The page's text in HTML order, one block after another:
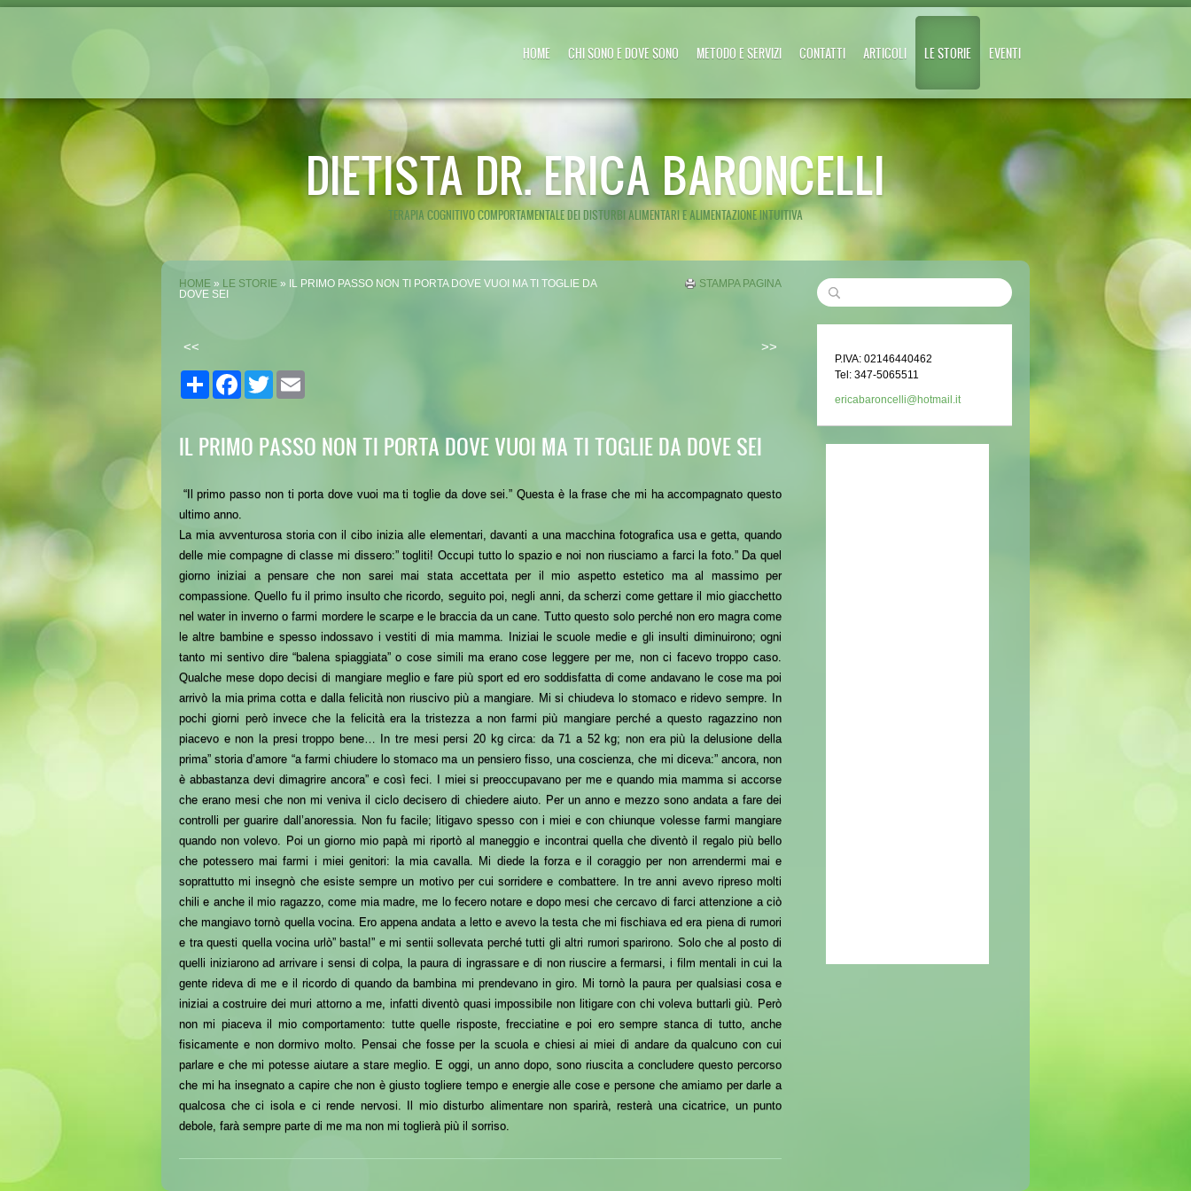
DIETISTA DR. ERICA BARONCELLI
TERAPIA COGNITIVO COMPORTAMENTALE DEI DISTURBI ALIMENTARI E ALIMENTAZIONE INTUITIVA
HOME CHI SONO E DOVE SONO METODO E SERVIZI CONTATTI ARTICOLI LE STORIE EVENTI
HOME » LE STORIE » IL PRIMO PASSO NON TI PORTA DOVE VUOI MA TI TOGLIE DA
DOVE SEI
STAMPA PAGINA
<<
>>
Share Facebook
Twitter
IL PRIMO PASSO NON TI PORTA DOVE VUOI MA TI TOGLIE DA DOVE SEI
“Il primo passo non ti porta dove vuoi ma ti toglie da dove sei.” Questa è la frase che mi ha accompagnato questo
ultimo anno.
La mia avventurosa storia con il cibo inizia alle elementari, davanti a una macchina fotografica usa e getta, quando
delle mie compagne di classe mi dissero:” togliti! Occupi tutto lo spazio e noi non riusciamo a farci la foto.” Da quel
giorno iniziai a pensare che non sarei mai stata accettata per il mio aspetto estetico ma al massimo per
compassione. Quello fu il primo insulto che ricordo, seguito poi, negli anni, da scherzi come gettare il mio giacchetto
nel water in inverno o farmi mordere le scarpe e le braccia da un cane. Tutto questo solo perché non ero magra come
le altre bambine e spesso indossavo i vestiti di mia mamma. Iniziai le scuole medie e gli insulti diminuirono; ogni
tanto mi sentivo dire “balena spiaggiata” o cose simili ma erano cose leggere per me, non ci facevo troppo caso.
Qualche mese dopo decisi di mangiare meglio e fare più sport ed ero soddisfatta di come andavano le cose ma poi
arrivò la mia prima cotta e dalla felicità non riuscivo più a mangiare. Mi si chiudeva lo stomaco e ridevo sempre. In
pochi giorni però invece che la felicità era la tristezza a non farmi più mangiare perché a questo ragazzino non
piacevo e non la presi troppo bene… In tre mesi persi 20 kg circa: da 71 a 52 kg; non era più la delusione della
prima” storia d’amore “a farmi chiudere lo stomaco ma un pensiero fisso, una coscienza, che mi diceva:” ancora, non
è abbastanza devi dimagrire ancora” e così feci. I miei si preoccupavano per me e quando mia mamma si accorse
che erano mesi che non mi veniva il ciclo decisero di chiedere aiuto. Per un anno e mezzo sono andata a fare dei
controlli per guarire dall’anoressia. Non fu facile; litigavo spesso con i miei e con chiunque volesse farmi mangiare
quando non volevo. Poi un giorno mio papà mi riportò al maneggio e incontrai quella che diventò il regalo più bello
che potessero mai farmi i miei genitori: la mia cavalla. Mi diede la forza e il coraggio per non arrendermi mai e
soprattutto mi insegnò che esiste sempre un motivo per cui sorridere e combattere. In tre anni avevo ripreso molti
chili e anche il mio ragazzo, come mia madre, me lo fecero notare e dopo mesi che cercavo di farci attenzione a ciò
che mangiavo tornò quella vocina. Ero appena andata a letto e avevo la testa che mi fischiava ed era piena di rumori
e tra questi quella vocina urlò” basta!” e mi sentii sollevata perché tutti gli altri rumori sparirono. Solo che al posto di
quelli iniziarono ad arrivare i sensi di colpa, la paura di ingrassare e di non riuscire a fermarsi, i film mentali in cui la
gente rideva di me e il ricordo di quando da bambina mi prendevano in giro. Mi tornò la paura per qualsiasi cosa e
iniziai a costruire dei muri attorno a me, infatti diventò quasi impossibile non litigare con chi voleva buttarli giù. Però
non mi piaceva il mio comportamento: tutte quelle risposte, frecciatine e poi ero sempre stanca di tutto, anche
fisicamente e non dormivo molto. Pensai che fosse per la scuola e chiesi ai miei di andare da qualcuno con cui
parlare e che mi potesse aiutare a stare meglio. E oggi, un anno dopo, sono riuscita a concludere questo percorso
che mi ha insegnato a capire che non è giusto togliere tempo e energie alle cose e persone che amiamo per darle a
qualcosa che ci isola e ci rende nervosi. Il mio disturbo alimentare non sparirà, resterà una cicatrice, un punto
debole, farà sempre parte di me ma non mi toglierà più il sorriso.
P.IVA: 02146440462
Tel: 347-5065511
ericabaroncelli@hotmail.it